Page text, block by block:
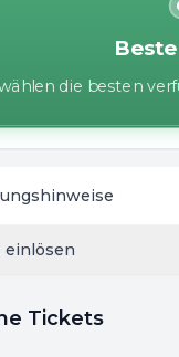
die besten
einlösen
Tickets